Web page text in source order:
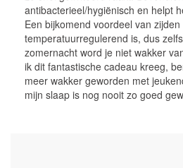
antibacterieel/hygiënisch en helpt
Een bijkomend voordeel van
temperatuurregulerend is, dus
zomernacht word je niet wakker
ik dit fantastische cadeau kreeg,
meer wakker geworden met
mijn slaap is nog nooit zo goed